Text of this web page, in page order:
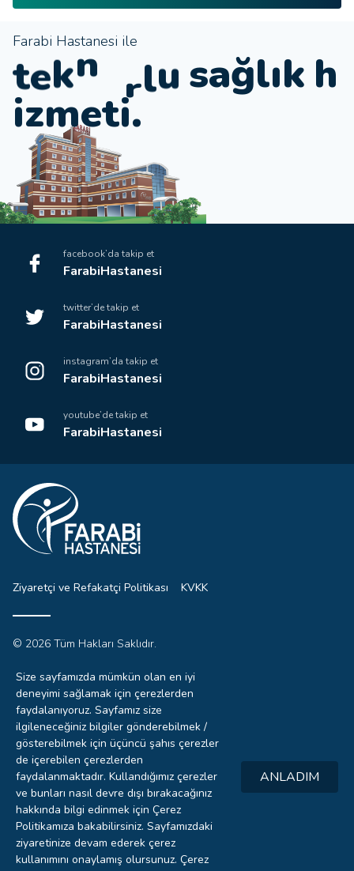
Farabi Hastanesi ile
sağlık h
izmeti.
tekn loj
facebook’da takip et
FarabiHastanesi
twitter’de takip et
FarabiHastanesi
instagram’da takip et
FarabiHastanesi
youtube’de takip et
FarabiHastanesi
Ziyaretçi ve Refakatçi Politikası KVKK
© 2026 Tüm Hakları Saklıdır.
İzinsiz, kaynak gösterilmeden kullanılamaz.
0332
221 4444
Hızlı
RANDEVU
Laboratuvar
SONUÇLARI
Size sayfamızda mümkün olan en iyi
deneyimi sağlamak için çerezlerden
faydalanıyoruz. Sayfamız size
ilgileneceğiniz bilgiler gönderebilmek /
gösterebilmek için üçüncü şahıs çerezler
de içerebilen çerezlerden
faydalanmaktadır. Kullandığımız çerezler
ve bunları nasıl devre dışı bırakacağınız
hakkında bilgi edinmek için Çerez
Politikamıza bakabilirsiniz. Sayfamızdaki
ziyaretinize devam ederek çerez
kullanımını onaylamış olursunuz. Çerez
ANLADIM